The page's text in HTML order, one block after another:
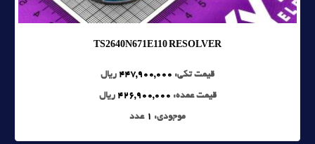
TS2640N671E110 RESOLVER
قیمت تکی: 447,900,000 ریال
قیمت عمده: 426,900,000 ریال
موجودی: 1 عدد